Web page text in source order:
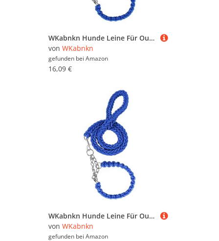
WKabnkn Hunde Leine Für Outdoor Walking Nopull Haustiertraining Leiter Praktisches Nylon Leine Einstellbares Traktionsseil Für Große Hunde Blei
von WKabnkn
gefunden bei Amazon
16,09 €
WKabnkn Hunde Leine Für Outdoor Walking Nopull Haustiertraining Leiter Praktisches Nylon Leine Einstellbares Traktionsseil Für Große Hunde Blei
von WKabnkn
gefunden bei Amazon